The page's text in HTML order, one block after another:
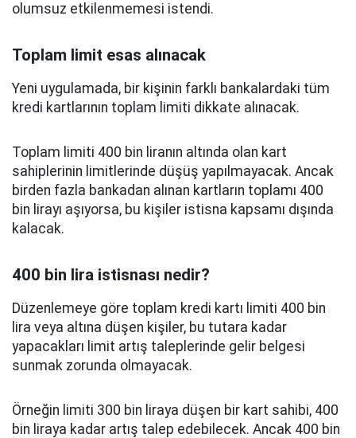
olumsuz etkilenmemesi istendi.
Toplam limit esas alınacak
Yeni uygulamada, bir kişinin farklı bankalardaki tüm
kredi kartlarının toplam limiti dikkate alınacak.
Toplam limiti 400 bin liranın altında olan kart
sahiplerinin limitlerinde düşüş yapılmayacak. Ancak
birden fazla bankadan alınan kartların toplamı 400
bin lirayı aşıyorsa, bu kişiler istisna kapsamı dışında
kalacak.
400 bin lira istisnası nedir?
Düzenlemeye göre toplam kredi kartı limiti 400 bin
lira veya altına düşen kişiler, bu tutara kadar
yapacakları limit artış taleplerinde gelir belgesi
sunmak zorunda olmayacak.
Örneğin limiti 300 bin liraya düşen bir kart sahibi, 400
bin liraya kadar artış talep edebilecek. Ancak 400 bin